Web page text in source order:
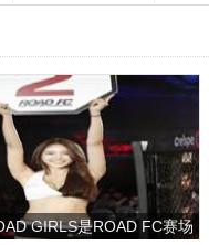
GIRLS是ROAD FC赛场